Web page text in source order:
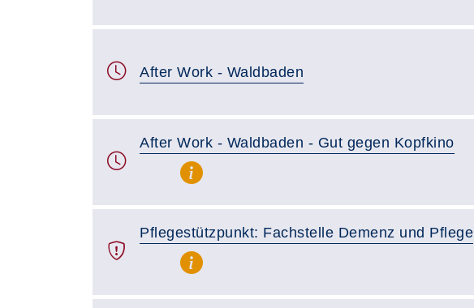
After Work - Waldbaden
After Work - Waldbaden - Gut gegen Kopfkino
Pflegestützpunkt: Fachstelle Demenz und Pflege